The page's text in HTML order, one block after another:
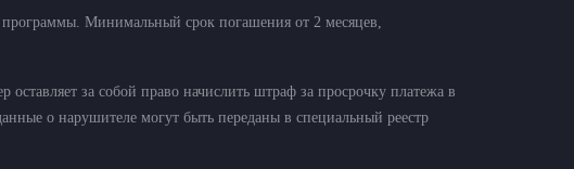
программы. Минимальный срок погашения от 2 месяцев,
за собой право начислить штраф за просрочку платежа в
о нарушителе могут быть переданы в специальный реестр